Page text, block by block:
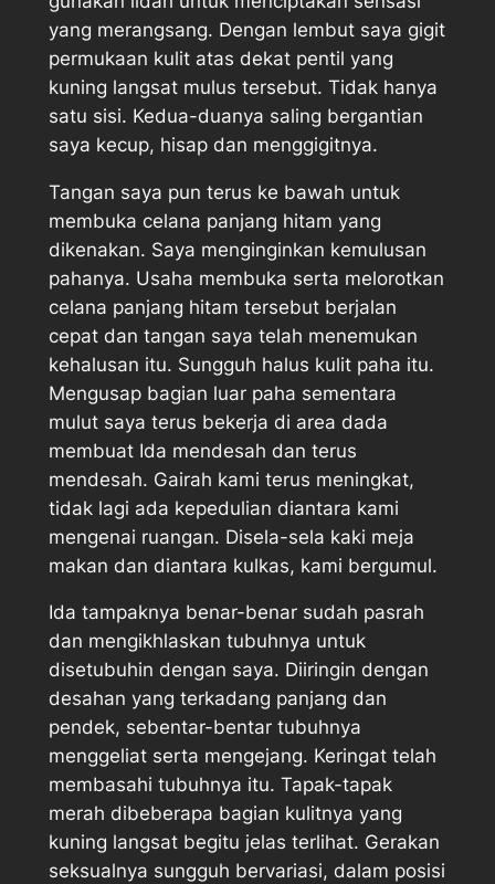
yang merangsang. Dengan lembut saya gigit
permukaan kulit atas dekat pentil yang
kuning langsat mulus tersebut. Tidak hanya
satu sisi. Kedua-duanya saling bergantian
saya kecup, hisap dan menggigitnya.
Tangan saya pun terus ke bawah untuk
membuka celana panjang hitam yang
dikenakan. Saya menginginkan kemulusan
pahanya. Usaha membuka serta melorotkan
celana panjang hitam tersebut berjalan
cepat dan tangan saya telah menemukan
kehalusan itu. Sungguh halus kulit paha itu.
Mengusap bagian luar paha sementara
mulut saya terus bekerja di area dada
membuat Ida mendesah dan terus
mendesah. Gairah kami terus meningkat,
tidak lagi ada kepedulian diantara kami
mengenai ruangan. Disela-sela kaki meja
makan dan diantara kulkas, kami bergumul.
Ida tampaknya benar-benar sudah pasrah
dan mengikhlaskan tubuhnya untuk
disetubuhin dengan saya. Diiringin dengan
desahan yang terkadang panjang dan
pendek, sebentar-bentar tubuhnya
menggeliat serta mengejang. Keringat telah
membasahi tubuhnya itu. Tapak-tapak
merah dibeberapa bagian kulitnya yang
kuning langsat begitu jelas terlihat. Gerakan
seksualnya sungguh bervariasi, dalam posisi